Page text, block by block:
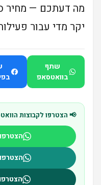
מה דעתכם — מחיר
יקר מדי עבור
שתף
בוואטסאפ
📢 הצטרפו לקבוצות